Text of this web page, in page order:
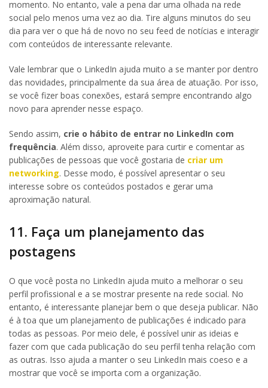
momento. No entanto, vale a pena dar uma olhada na rede
social pelo menos uma vez ao dia. Tire alguns minutos do seu
dia para ver o que há de novo no seu feed de notícias e interagir
com conteúdos de interessante relevante.
Vale lembrar que o LinkedIn ajuda muito a se manter por dentro
das novidades, principalmente da sua área de atuação. Por isso,
se você fizer boas conexões, estará sempre encontrando algo
novo para aprender nesse espaço.
Sendo assim, crie o hábito de entrar no LinkedIn com
frequência. Além disso, aproveite para curtir e comentar as
publicações de pessoas que você gostaria de criar um
networking. Desse modo, é possível apresentar o seu
interesse sobre os conteúdos postados e gerar uma
aproximação natural.
11. Faça um planejamento das
postagens
O que você posta no LinkedIn ajuda muito a melhorar o seu
perfil profissional e a se mostrar presente na rede social. No
entanto, é interessante planejar bem o que deseja publicar. Não
é à toa que um planejamento de publicações é indicado para
todas as pessoas. Por meio dele, é possível unir as ideias e
fazer com que cada publicação do seu perfil tenha relação com
as outras. Isso ajuda a manter o seu LinkedIn mais coeso e a
mostrar que você se importa com a organização.